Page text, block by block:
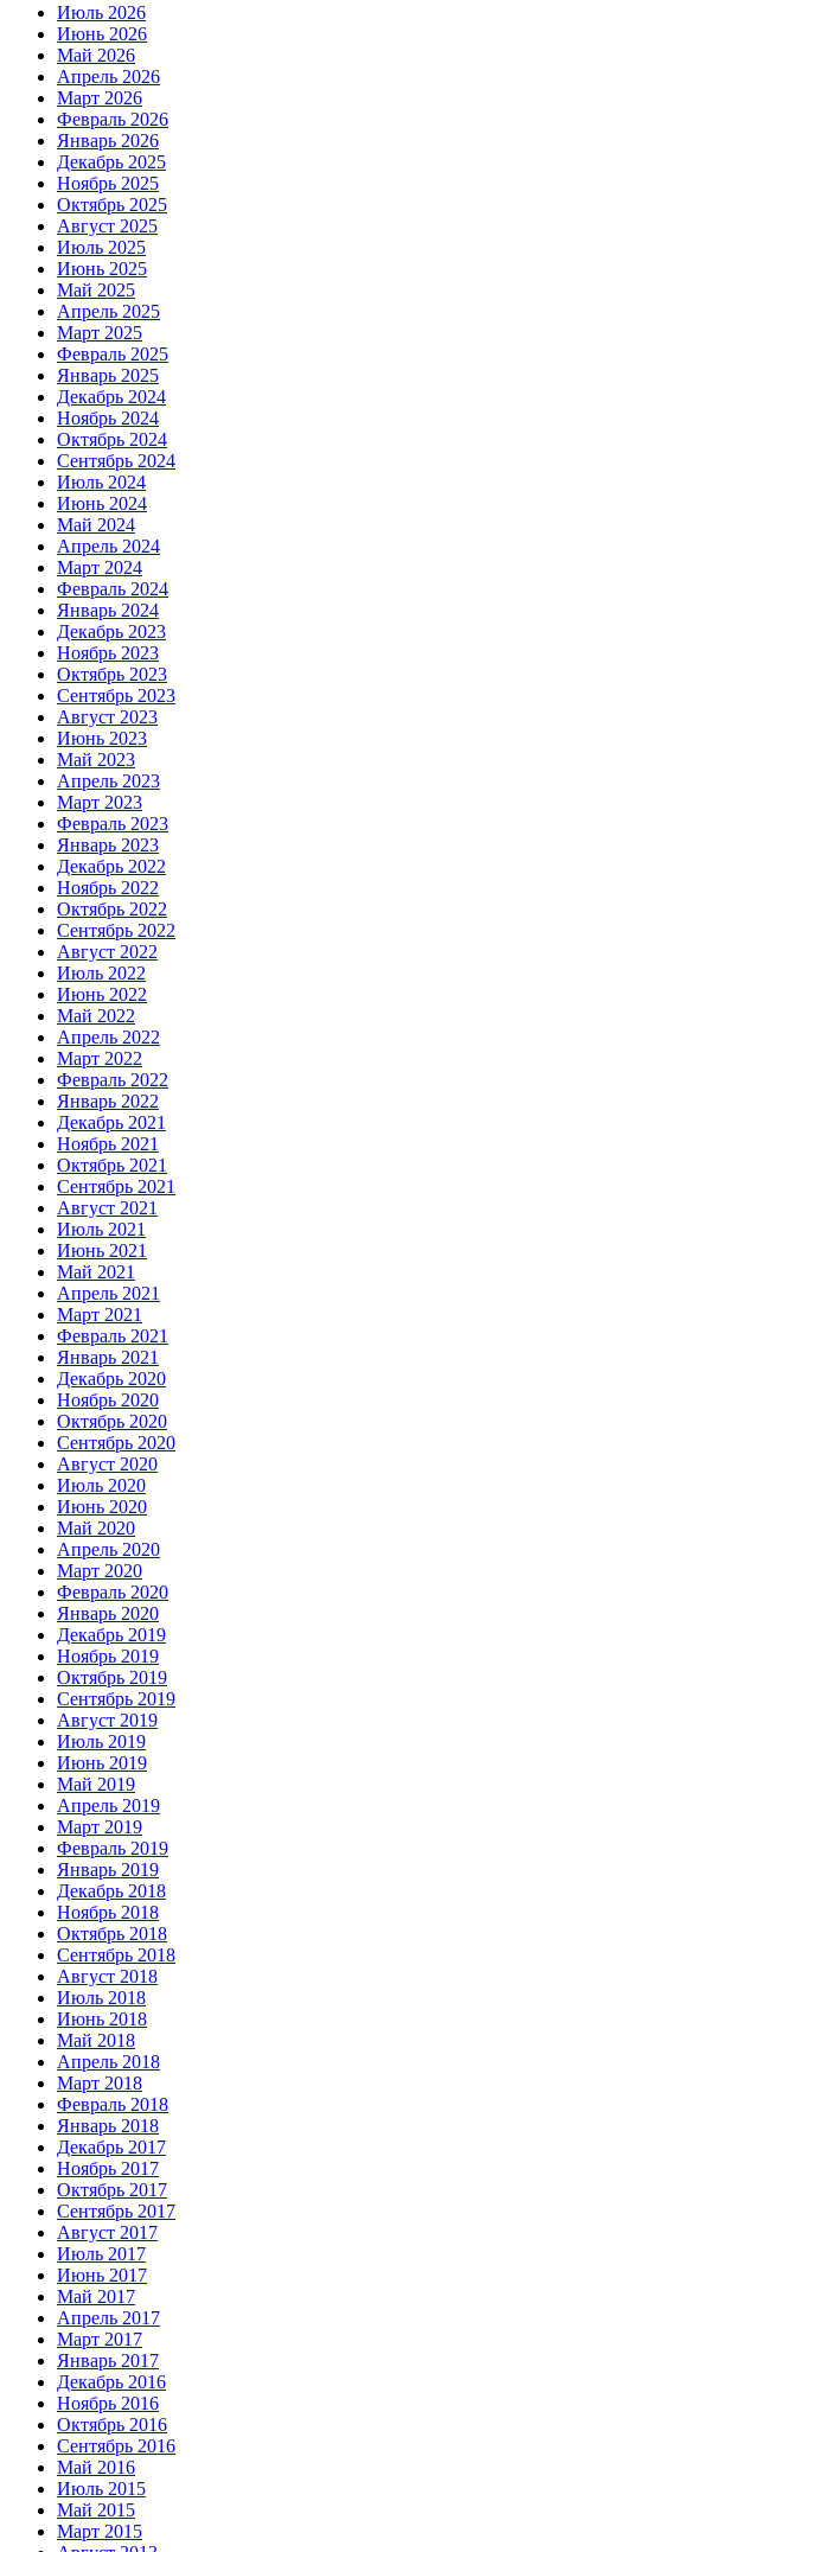
Июль 2026
Июнь 2026
Май 2026
Апрель 2026
Март 2026
Февраль 2026
Январь 2026
Декабрь 2025
Ноябрь 2025
Октябрь 2025
Август 2025
Июль 2025
Июнь 2025
Май 2025
Апрель 2025
Март 2025
Февраль 2025
Январь 2025
Декабрь 2024
Ноябрь 2024
Октябрь 2024
Сентябрь 2024
Июль 2024
Июнь 2024
Май 2024
Апрель 2024
Март 2024
Февраль 2024
Январь 2024
Декабрь 2023
Ноябрь 2023
Октябрь 2023
Сентябрь 2023
Август 2023
Июнь 2023
Май 2023
Апрель 2023
Март 2023
Февраль 2023
Январь 2023
Декабрь 2022
Ноябрь 2022
Октябрь 2022
Сентябрь 2022
Август 2022
Июль 2022
Июнь 2022
Май 2022
Апрель 2022
Март 2022
Февраль 2022
Январь 2022
Декабрь 2021
Ноябрь 2021
Октябрь 2021
Сентябрь 2021
Август 2021
Июль 2021
Июнь 2021
Май 2021
Апрель 2021
Март 2021
Февраль 2021
Январь 2021
Декабрь 2020
Ноябрь 2020
Октябрь 2020
Сентябрь 2020
Август 2020
Июль 2020
Июнь 2020
Май 2020
Апрель 2020
Март 2020
Февраль 2020
Январь 2020
Декабрь 2019
Ноябрь 2019
Октябрь 2019
Сентябрь 2019
Август 2019
Июль 2019
Июнь 2019
Май 2019
Апрель 2019
Март 2019
Февраль 2019
Январь 2019
Декабрь 2018
Ноябрь 2018
Октябрь 2018
Сентябрь 2018
Август 2018
Июль 2018
Июнь 2018
Май 2018
Апрель 2018
Март 2018
Февраль 2018
Январь 2018
Декабрь 2017
Ноябрь 2017
Октябрь 2017
Сентябрь 2017
Август 2017
Июль 2017
Июнь 2017
Май 2017
Апрель 2017
Март 2017
Январь 2017
Декабрь 2016
Ноябрь 2016
Октябрь 2016
Сентябрь 2016
Май 2016
Июль 2015
Май 2015
Март 2015